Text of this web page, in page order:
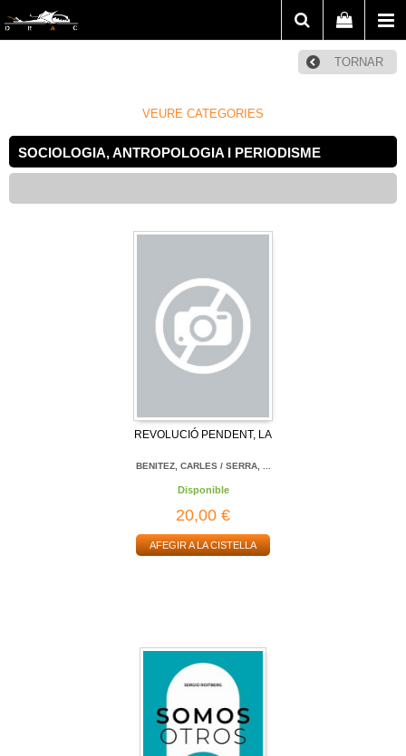
TORNAR
VEURE CATEGORIES
SOCIOLOGIA, ANTROPOLOGIA I PERIODISME
REVOLUCIÓ PENDENT, LA
BENITEZ, CARLES / SERRA, ...
Disponible
20,00 €
AFEGIR A LA CISTELLA